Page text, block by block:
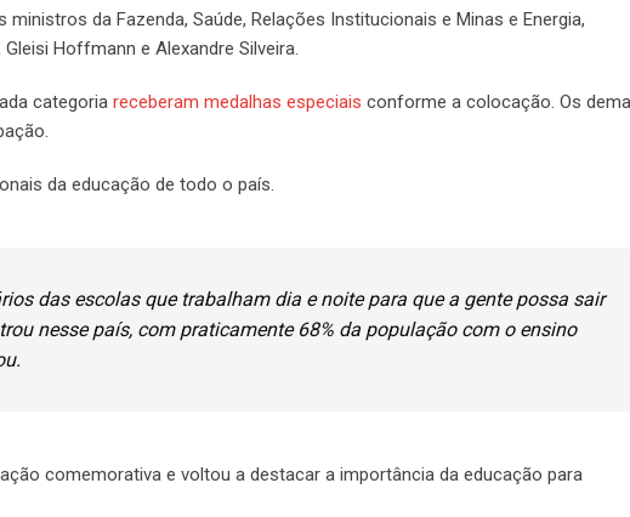
da Fazenda, Saúde, Relações Institucionais e Minas e Energia,
Hoffmann e Alexandre Silveira.
categoria receberam medalhas especiais conforme a colocação. Os
da educação de todo o país.
das escolas que trabalham dia e noite para que a gente possa sair
nesse país, com praticamente 68% da população com o ensino
comemorativa e voltou a destacar a importância da educação para